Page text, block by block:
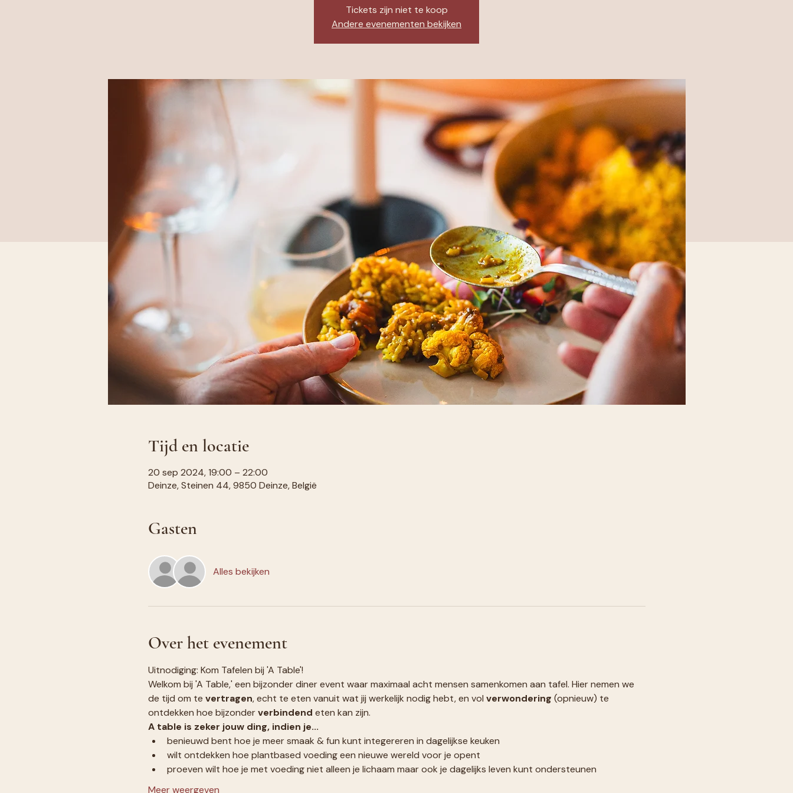
Tickets zijn niet te koop
Andere evenementen bekijken
Tijd en locatie
20 sep 2024, 19:00 – 22:00
Deinze, Steinen 44, 9850 Deinze, België
Gasten
Alles bekijken
Over het evenement
Uitnodiging: Kom Tafelen bij 'A Table'!
Welkom bij 'A Table,' een bijzonder diner event waar maximaal acht mensen samenkomen aan tafel. Hier nemen we
de tijd om te vertragen, echt te eten vanuit wat jij werkelijk nodig hebt, en vol verwondering (opnieuw) te
ontdekken hoe bijzonder verbindend eten kan zijn.
A table is zeker jouw ding, indien je...
benieuwd bent hoe je meer smaak & fun kunt integereren in dagelijkse keuken
wilt ontdekken hoe plantbased voeding een nieuwe wereld voor je opent
proeven wilt hoe je met voeding niet alleen je lichaam maar ook je dagelijks leven kunt ondersteunen
Meer weergeven